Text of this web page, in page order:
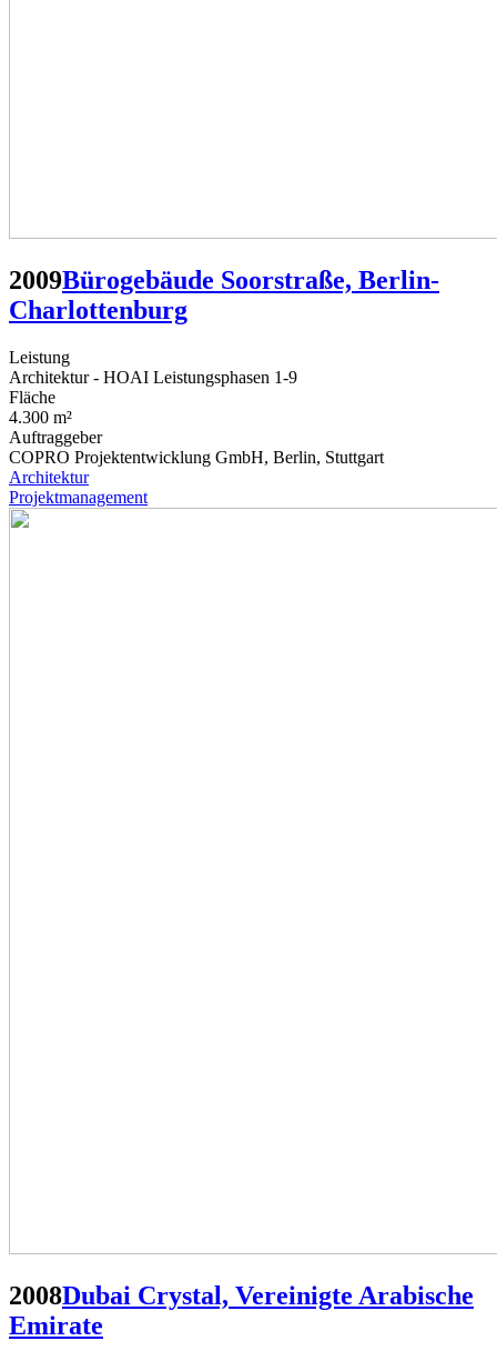
2009Bürogebäude Soorstraße, Berlin-
Charlottenburg
Leistung
Architektur - HOAI Leistungsphasen 1-9
Fläche
4.300 m²
Auftraggeber
COPRO Projektentwicklung GmbH, Berlin, Stuttgart
Architektur
Projektmanagement
2008Dubai Crystal, Vereinigte Arabische
Emirate